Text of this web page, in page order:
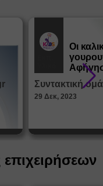
Οι
από τα
Συντακτική
29 Δεκ, 2023
επιχειρήσεων